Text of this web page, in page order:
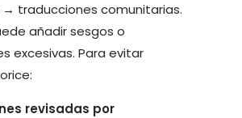
traducciones comunitarias.
añadir sesgos o
excesivas. Para evitar
revisadas por